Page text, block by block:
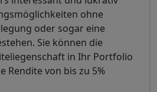
ohne
oder sogar eine
Sie können die
in Ihr Portfolio
Rendite von bis zu 5%